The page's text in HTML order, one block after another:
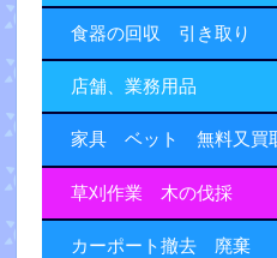
食器の回収 引き取り
店舗、業務用品
家具 ベット 無料又買
草刈作業 木の伐採
カーポート撤去 廃棄